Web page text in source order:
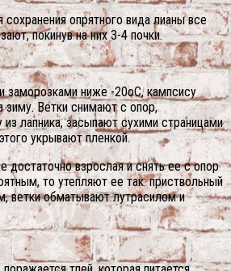
сохранения опрятного вида лианы все
покинув на них 3-4 почки.
заморозками ниже -20оС, кампсису
зиму. Ветки снимают с опор,
лапника, засыпают сухими страницами
укрывают пленкой.
достаточно взрослая и снять ее с опор
то утепляют ее так: приствольный
ветки обматывают лутрасилом и